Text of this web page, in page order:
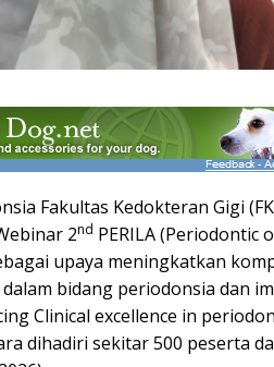
Fakultas Kedokteran Gigi
2nd PERILA (Periodontic
upaya meningkatkan
bidang periodonsia dan
Clinical excellence in
dihadiri sekitar 500 peserta